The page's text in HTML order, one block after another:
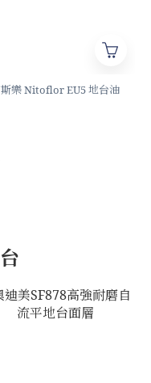
樂 Nitoflor EU5 地台油